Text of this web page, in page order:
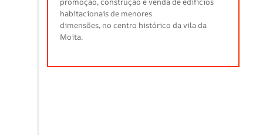
habitacionais de menores
dimensões, no centro histórico da vila da
Moita.